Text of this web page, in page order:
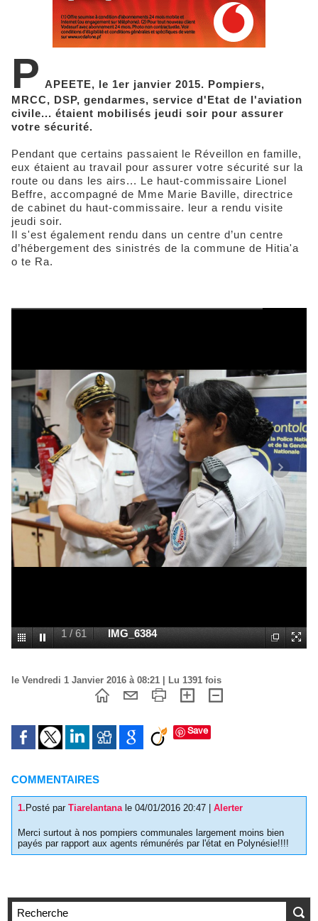
P APEETE, le 1er janvier 2015. Pompiers,
MRCC, DSP, gendarmes, service d'Etat de l'aviation
civile... étaient mobilisés jeudi soir pour assurer
votre sécurité.
Pendant que certains passaient le Réveillon en famille,
eux étaient au travail pour assurer votre sécurité sur la
route ou dans les airs... Le haut-commissaire Lionel
Beffre, accompagné de Mme Marie Baville, directrice
de cabinet du haut-commissaire. leur a rendu visite
jeudi soir.
Il s'est également rendu dans un centre d’un centre
d’hébergement des sinistrés de la commune de Hitia'a
o te Ra.
1 /61 IMG_6384
le Vendredi 1 Janvier 2016 à 08:21 | Lu 1391 fois
Save
COMMENTAIRES
1. Posté par Tiarelantana le 04/01/2016 20:47 Alerter
Merci surtout à nos pompiers communales largement moins bien
payés par rapport aux agents rémunérés par l'état en Polynésie!!!!